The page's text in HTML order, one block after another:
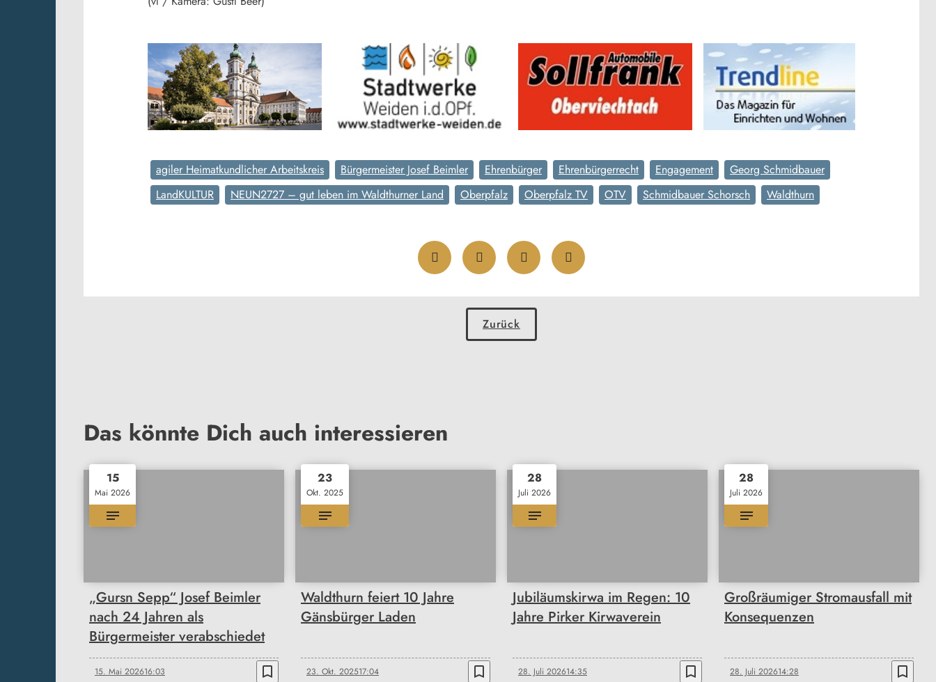
agiler Heimatkundlicher Arbeitskreis Bürgermeister Josef Beimler Ehrenbürger Ehrenbürgerrecht Engagement
Georg Schmidbauer
LandKULTUR
NEUN2727 – gut leben im Waldthurner Land Oberpfalz Oberpfalz TV OTV Schmidbauer Schorsch Waldthurn
Zurück
Das könnte Dich auch interessieren
15
Mai 2026
„Gursn Sepp“ Josef Beimler
nach 24 Jahren als
Bürgermeister verabschiedet
15. Mai 202616:03 bookmark_border
23
Okt. 2025
Waldthurn feiert 10 Jahre
Gänsbürger Laden
23. Okt. 202517:04 bookmark_border
28
Juli 2026
Jubiläumskirwa im Regen: 10
Jahre Pirker Kirwaverein
28. Juli 202614:35 bookmark_border
28
Juli 2026
Großräumiger Stromausfall mit
Konsequenzen
28. Juli 202614:28 bookmark_border